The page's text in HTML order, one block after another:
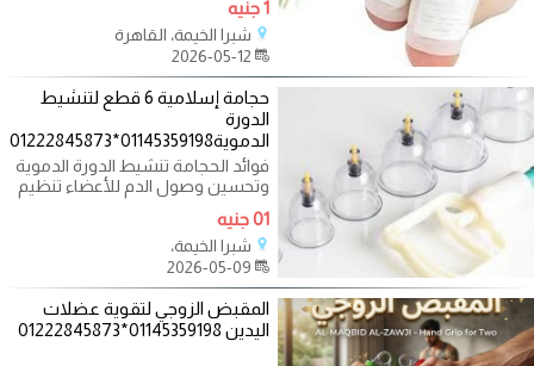
1 جنيه
شبرا الخيمة، القاهرة
حجامة إسلامية 6 قطع لتنشيط
الدورة
الدموية01145359198*01222845873
فوائد الحجامة تنشيط الدورة الدموية
وتحسين وصول الدم للأعضاء تنظيم
الجهاز الليمفاوي والتخلص من
01 جنيه
شبرا الخيمة،
المقبض الزوجي لتقوية عضلات
اليدين 01145359198*01222845873